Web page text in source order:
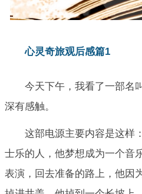
心灵奇旅观后感篇1
今天下午，我看了一部名
深有感触。
这部电源主要内容是这样
士乐的人，他梦想成为一个音
表演，回去准备的路上，他因